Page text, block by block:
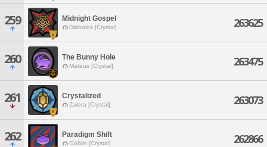
259 Midnight Gospel
Diabolos [Crystal] 263625
260 The Bunny Hole
Mateus [Crystal] 263475
261 Crystalized
Zalera [Crystal] 263073
262 Paradigm Shift
Goblin [Crystal] 262866